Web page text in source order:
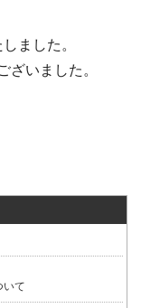
ました。
いました。
いて